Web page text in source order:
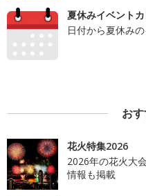
夏休みイベント
日付から夏休み
お
花火特集2026
2026年の花火大
情報も掲載